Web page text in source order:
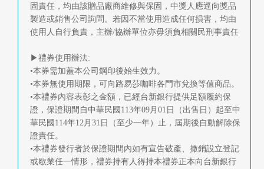
固責任，均由該贈品廠商維修與保固，中獎人應逕向獎品
製造或銷售公司詢問。若因不當使用造成任何損害，均由
使用人自行負責，主辦/協辦單位亦毋須負相關民刑事責任
▶禮券使用辦法:
•本券需加蓋本公司鋼印後始生效力。
•本券無使用期限，可向路易莎咖啡各門市兌換等值商品。
•本禮券內容表彰之金額，已經台新銀行提供足額履約保
證，保證期間自中華民國113年09月01日（出售日）起至中
華民國114年12月31日（至少一年）止，屆期後自動解除保
證責任。
•本禮券發行者於保證期間內如有宣告破產、撒銷設立登記
或歇業任一情形，禮券持有人得持本禮券正本向台新銀行